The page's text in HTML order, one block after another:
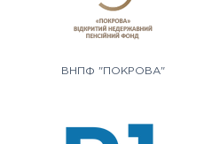
ВНПФ "ПОКРОВА"